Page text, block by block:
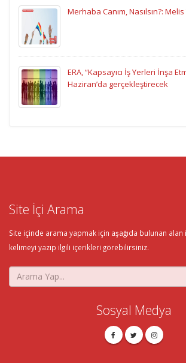
Merhaba Canım, Nasılsın?:
ERA, “Kapsayıcı İş Yerleri İnşa
Haziran’da gerçekleştirecek
Site İçi Arama
Site içinde arama yapmak için aşağıda bulunan
kelimeyi yazıp ilgili içerikleri görebilirsiniz.
Sosyal Medya